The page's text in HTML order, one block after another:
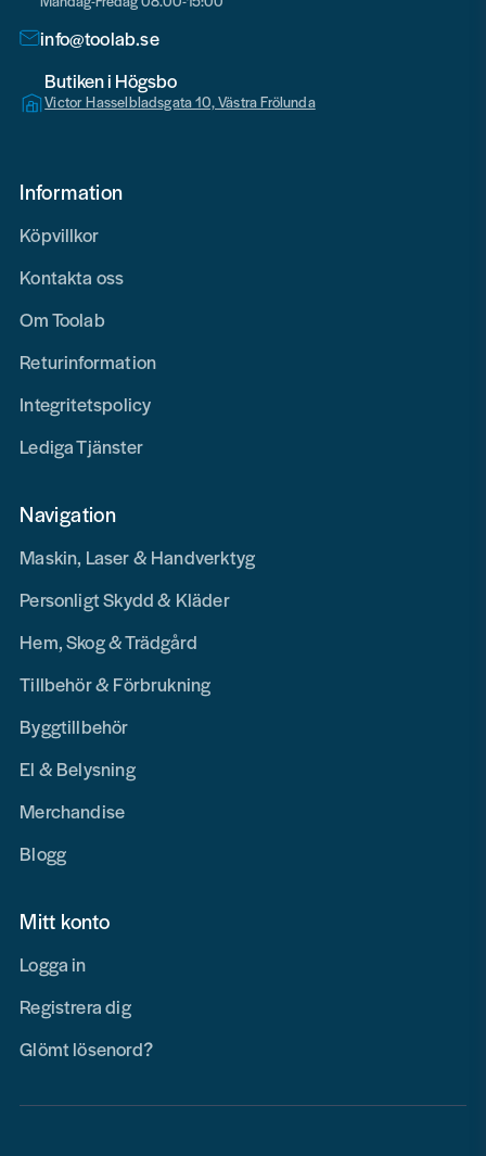
info@toolab.se
Butiken i Högsbo
Victor Hasselbladsgata 10, Västra Frölunda
Information
Köpvillkor
Kontakta oss
Om Toolab
Returinformation
Integritetspolicy
Lediga Tjänster
Navigation
Maskin, Laser & Handverktyg
Personligt Skydd & Kläder
Hem, Skog & Trädgård
Tillbehör & Förbrukning
Byggtillbehör
El & Belysning
Merchandise
Blogg
Mitt konto
Logga in
Registrera dig
Glömt lösenord?